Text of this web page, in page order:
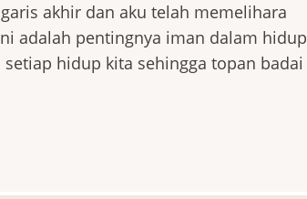
akhir dan aku telah memelihara
adalah pentingnya iman dalam hidup
hidup kita sehingga topan badai